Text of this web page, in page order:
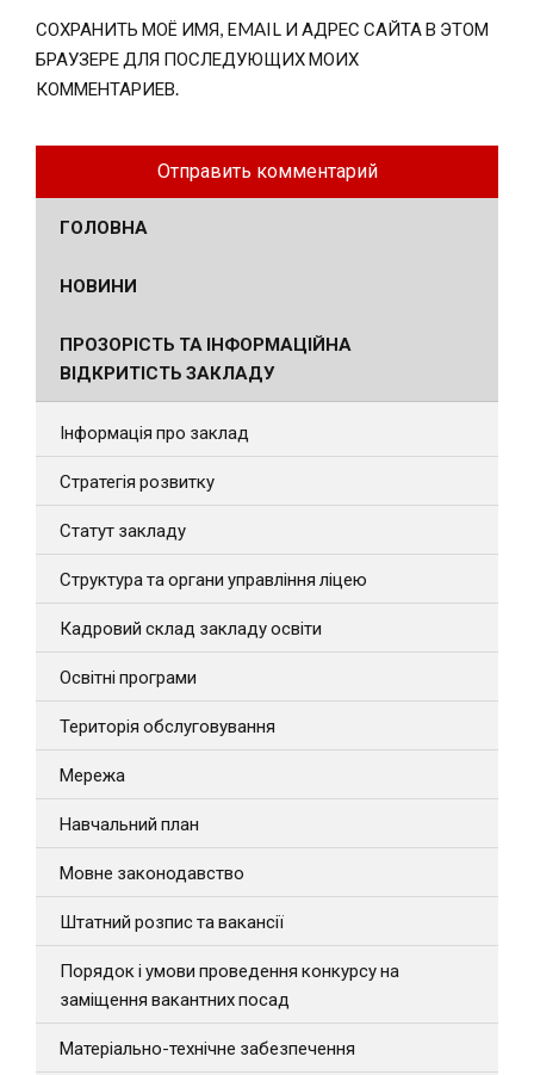
СОХРАНИТЬ МОЁ ИМЯ, EMAIL И АДРЕС САЙТА В ЭТОМ
БРАУЗЕРЕ ДЛЯ ПОСЛЕДУЮЩИХ МОИХ
КОММЕНТАРИЕВ.
ГОЛОВНА
НОВИНИ
ПРОЗОРІСТЬ ТА ІНФОРМАЦІЙНА
ВІДКРИТІСТЬ ЗАКЛАДУ
Інформація про заклад
Стратегія розвитку
Статут закладу
Структура та органи управління ліцею
Кадровий склад закладу освіти
Освітні програми
Територія обслуговування
Мережа
Навчальний план
Мовне законодавство
Штатний розпис та вакансії
Порядок і умови проведення конкурсу на
заміщення вакантних посад
Матеріально-технічне забезпечення